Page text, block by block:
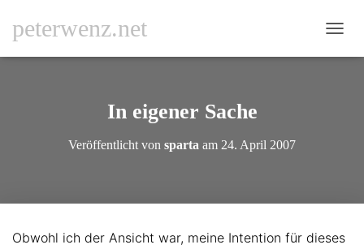
peterwenz.net
A
C
In eigener Sache
Veröffentlicht von sparta am 24. April 2007
Obwohl ich der Ansicht war, meine Intention für dieses